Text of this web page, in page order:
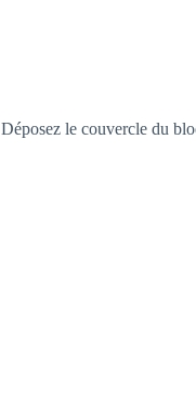
Déposez le couvercle du